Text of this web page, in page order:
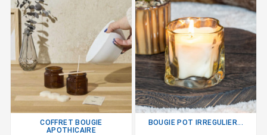
COFFRET BOUGIE
APOTHICAIRE
BOUGIE POT IRREGULIER...